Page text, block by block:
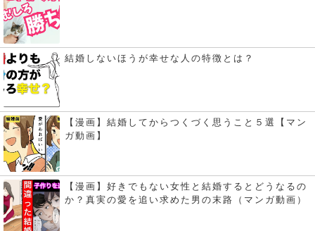
結婚しないほうが幸せな人の特徴とは？
【漫画】結婚してからつくづく思うこと５選【マン
ガ動画】
【漫画】好きでもない女性と結婚するとどうなるの
か？真実の愛を追い求めた男の末路（マンガ動画）